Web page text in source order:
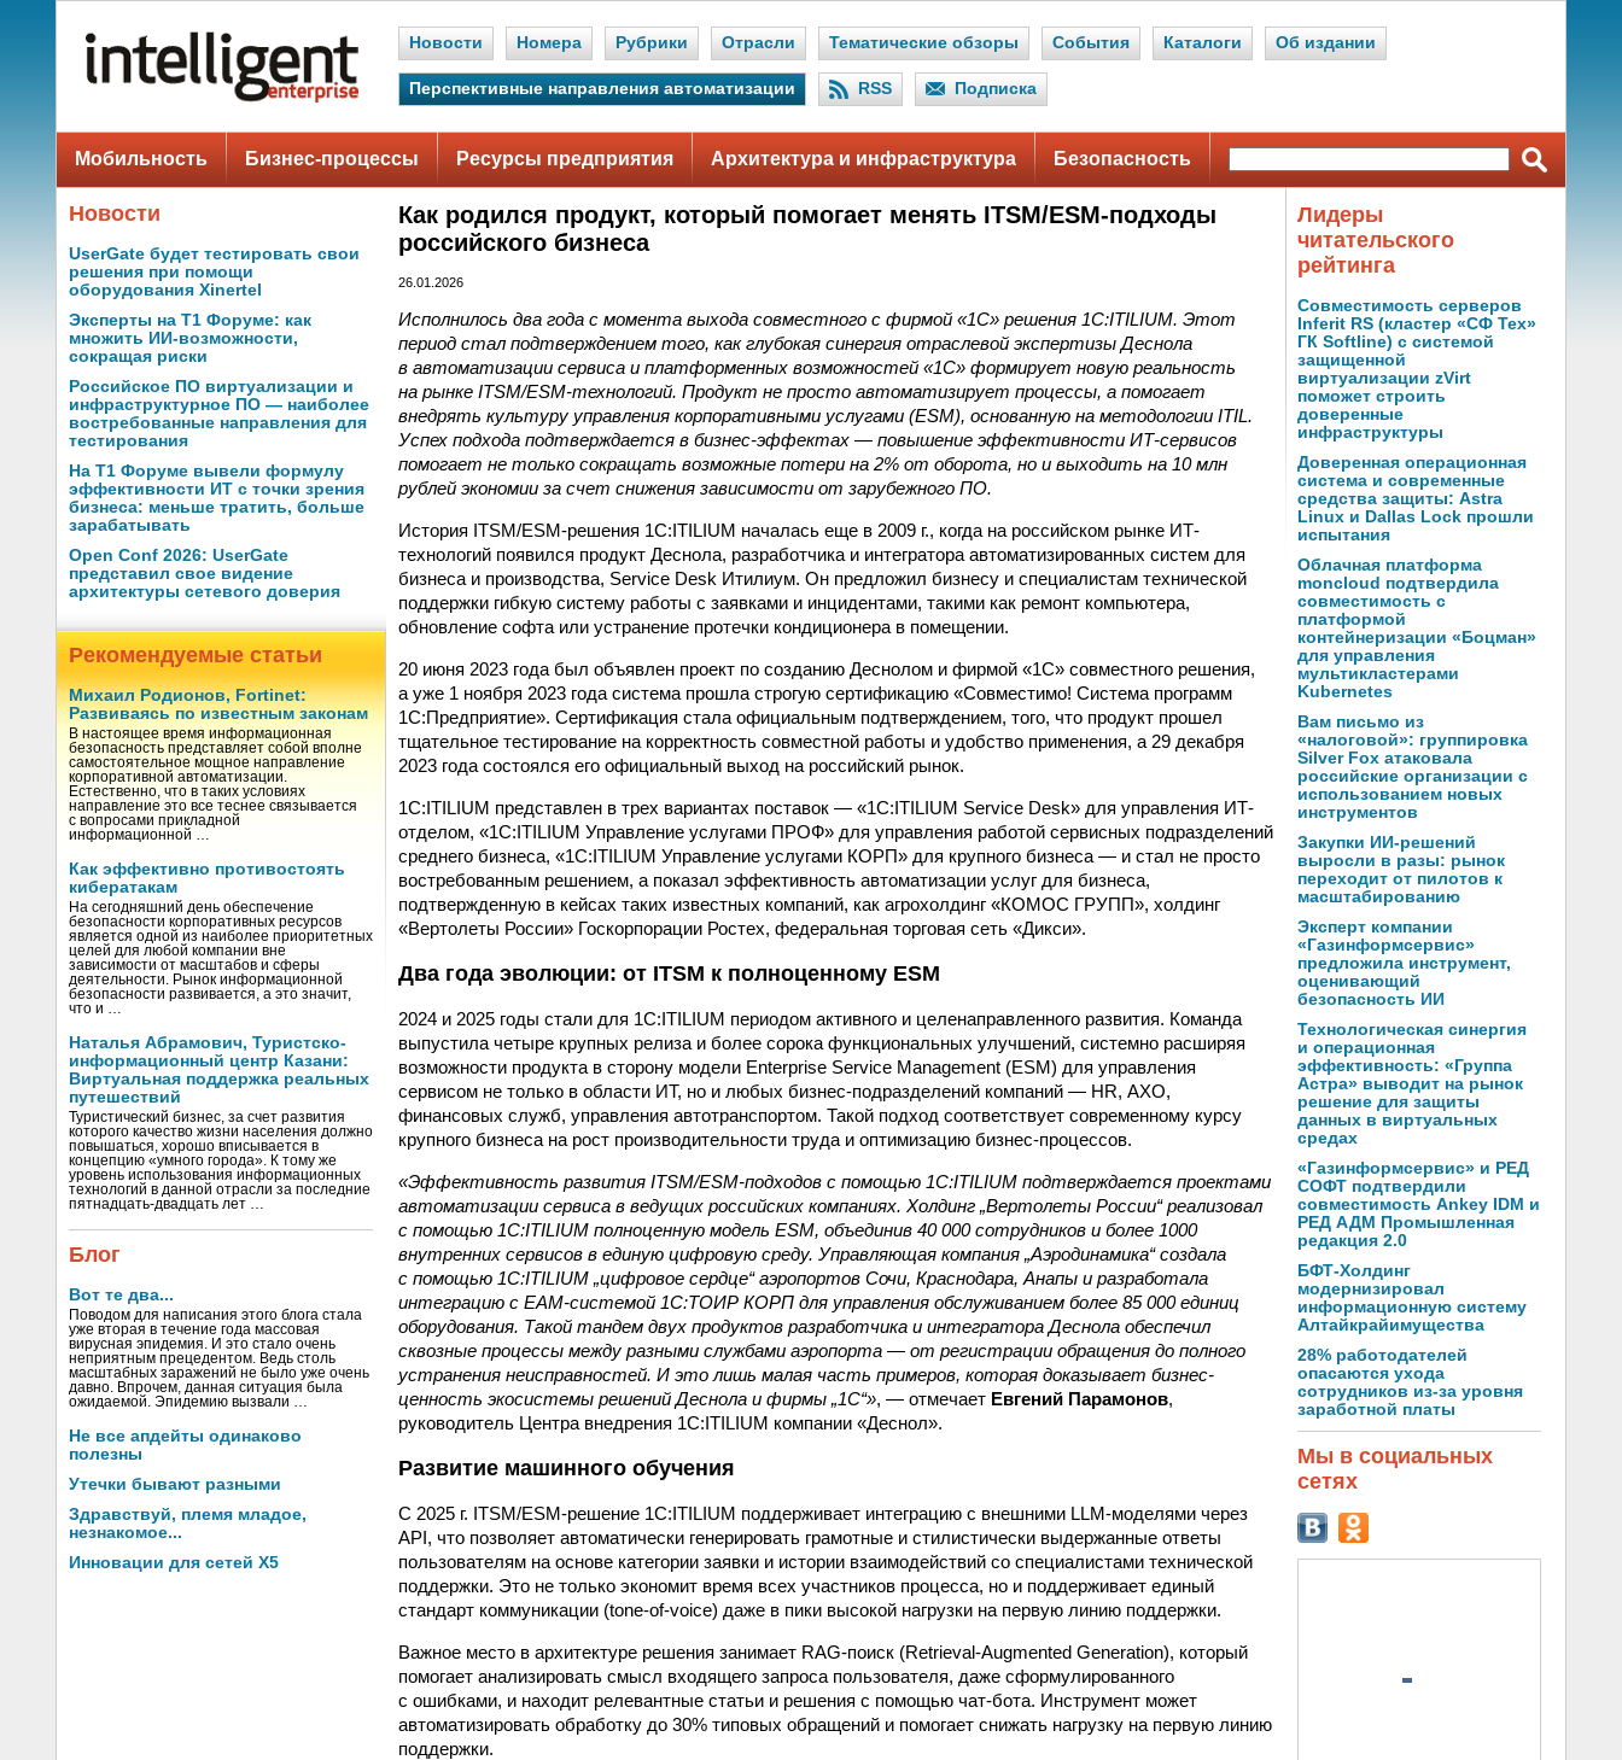
Новости Номера Рубрики Отрасли Тематические обзоры События Каталоги Об издании
Перспективные направления автоматизации RSS Подписка
Мобильность Бизнес-процессы Ресурсы предприятия Архитектура и инфраструктура Безопасность
Новости
UserGate будет тестировать свои
решения при помощи
оборудования Xinertel
Эксперты на Т1 Форуме: как
множить ИИ-возможности,
сокращая риски
Российское ПО виртуализации и
инфраструктурное ПО — наиболее
востребованные направления для
тестирования
На Т1 Форуме вывели формулу
эффективности ИТ с точки зрения
бизнеса: меньше тратить, больше
зарабатывать
Open Conf 2026: UserGate
представил свое видение
архитектуры сетевого доверия
Рекомендуемые статьи
Михаил Родионов, Fortinet:
Развиваясь по известным законам
В настоящее время информационная
безопасность представляет собой вполне
самостоятельное мощное направление
корпоративной автоматизации.
Естественно, что в таких условиях
направление это все теснее связывается
с вопросами прикладной
информационной …
Как эффективно противостоять
кибератакам
На сегодняшний день обеспечение
безопасности корпоративных ресурсов
является одной из наиболее приоритетных
целей для любой компании вне
зависимости от масштабов и сферы
деятельности. Рынок информационной
безопасности развивается, а это значит,
что и …
Наталья Абрамович, Туристско-
информационный центр Казани:
Виртуальная поддержка реальных
путешествий
Туристический бизнес, за счет развития
которого качество жизни населения должно
повышаться, хорошо вписывается в
концепцию «умного города». К тому же
уровень использования информационных
технологий в данной отрасли за последние
пятнадцать-двадцать лет …
Блог
Вот те два...
Поводом для написания этого блога стала
уже вторая в течение года массовая
вирусная эпидемия. И это стало очень
неприятным прецедентом. Ведь столь
масштабных заражений не было уже очень
давно. Впрочем, данная ситуация была
ожидаемой. Эпидемию вызвали …
Не все апдейты одинаково
полезны
Утечки бывают разными
Здравствуй, племя младое,
незнакомое...
Инновации для сетей X5
Как родился продукт, который помогает менять ITSM/ESM-подходы
российского бизнеса
26.01.2026
Исполнилось два года с момента выхода совместного с фирмой «1С» решения 1С:ITILIUM. Этот
период стал подтверждением того, как глубокая синергия отраслевой экспертизы Деснола
в автоматизации сервиса и платформенных возможностей «1С» формирует новую реальность
на рынке ITSM/ESM-технологий. Продукт не просто автоматизирует процессы, а помогает
внедрять культуру управления корпоративными услугами (ESM), основанную на методологии ITIL.
Успех подхода подтверждается в бизнес-эффектах — повышение эффективности ИТ-сервисов
помогает не только сокращать возможные потери на 2% от оборота, но и выходить на 10 млн
рублей экономии за счет снижения зависимости от зарубежного ПО.
История ITSM/ESM-решения 1С:ITILIUM началась еще в 2009 г., когда на российском рынке ИТ-
технологий появился продукт Деснола, разработчика и интегратора автоматизированных систем для
бизнеса и производства, Service Desk Итилиум. Он предложил бизнесу и специалистам технической
поддержки гибкую систему работы с заявками и инцидентами, такими как ремонт компьютера,
обновление софта или устранение протечки кондиционера в помещении.
20 июня 2023 года был объявлен проект по созданию Деснолом и фирмой «1С» совместного решения,
а уже 1 ноября 2023 года система прошла строгую сертификацию «Совместимо! Система программ
1С:Предприятие». Сертификация стала официальным подтверждением, того, что продукт прошел
тщательное тестирование на корректность совместной работы и удобство применения, а 29 декабря
2023 года состоялся его официальный выход на российский рынок.
1С:ITILIUM представлен в трех вариантах поставок — «1С:ITILIUM Service Desk» для управления ИТ-
отделом, «1С:ITILIUM Управление услугами ПРОФ» для управления работой сервисных подразделений
среднего бизнеса, «1С:ITILIUM Управление услугами КОРП» для крупного бизнеса — и стал не просто
востребованным решением, а показал эффективность автоматизации услуг для бизнеса,
подтвержденную в кейсах таких известных компаний, как агрохолдинг «КОМОС ГРУПП», холдинг
«Вертолеты России» Госкорпорации Ростех, федеральная торговая сеть «Дикси».
Два года эволюции: от ITSM к полноценному ESM
2024 и 2025 годы стали для 1С:ITILIUM периодом активного и целенаправленного развития. Команда
выпустила четыре крупных релиза и более сорока функциональных улучшений, системно расширяя
возможности продукта в сторону модели Enterprise Service Management (ESM) для управления
сервисом не только в области ИТ, но и любых бизнес-подразделений компаний — HR, АХО,
финансовых служб, управления автотранспортом. Такой подход соответствует современному курсу
крупного бизнеса на рост производительности труда и оптимизацию бизнес-процессов.
«Эффективность развития ITSM/ESM-подходов с помощью 1С:ITILIUM подтверждается проектами
автоматизации сервиса в ведущих российских компаниях. Холдинг „Вертолеты России“ реализовал
с помощью 1С:ITILIUM полноценную модель ESM, объединив 40 000 сотрудников и более 1000
внутренних сервисов в единую цифровую среду. Управляющая компания „Аэродинамика“ создала
с помощью 1С:ITILIUM „цифровое сердце“ аэропортов Сочи, Краснодара, Анапы и разработала
интеграцию с EAM-системой 1С:ТОИР КОРП для управления обслуживанием более 85 000 единиц
оборудования. Такой тандем двух продуктов разработчика и интегратора Деснола обеспечил
сквозные процессы между разными службами аэропорта — от регистрации обращения до полного
устранения неисправностей. И это лишь малая часть примеров, которая доказывает бизнес-
ценность экосистемы решений Деснола и фирмы „1С“», — отмечает Евгений Парамонов,
руководитель Центра внедрения 1С:ITILIUM компании «Деснол».
Развитие машинного обучения
С 2025 г. ITSM/ESM-решение 1С:ITILIUM поддерживает интеграцию с внешними LLM-моделями через
API, что позволяет автоматически генерировать грамотные и стилистически выдержанные ответы
пользователям на основе категории заявки и истории взаимодействий со специалистами технической
поддержки. Это не только экономит время всех участников процесса, но и поддерживает единый
стандарт коммуникации (tone-of-voice) даже в пики высокой нагрузки на первую линию поддержки.
Важное место в архитектуре решения занимает RAG-поиск (Retrieval-Augmented Generation), который
помогает анализировать смысл входящего запроса пользователя, даже сформулированного
с ошибками, и находит релевантные статьи и решения с помощью чат-бота. Инструмент может
автоматизировать обработку до 30% типовых обращений и помогает снижать нагрузку на первую линию
поддержки.
Лидеры
читательского
рейтинга
Совместимость серверов
Inferit RS (кластер «СФ Тех»
ГК Softline) с системой
защищенной
виртуализации zVirt
поможет строить
доверенные
инфраструктуры
Доверенная операционная
система и современные
средства защиты: Astra
Linux и Dallas Lock прошли
испытания
Облачная платформа
moncloud подтвердила
совместимость с
платформой
контейнеризации «Боцман»
для управления
мультикластерами
Kubernetes
Вам письмо из
«налоговой»: группировка
Silver Fox атаковала
российские организации с
использованием новых
инструментов
Закупки ИИ-решений
выросли в разы: рынок
переходит от пилотов к
масштабированию
Эксперт компании
«Газинформсервис»
предложила инструмент,
оценивающий
безопасность ИИ
Технологическая синергия
и операционная
эффективность: «Группа
Астра» выводит на рынок
решение для защиты
данных в виртуальных
средах
«Газинформсервис» и РЕД
СОФТ подтвердили
совместимость Ankey IDM и
РЕД АДМ Промышленная
редакция 2.0
БФТ-Холдинг
модернизировал
информационную систему
Алтайкрайимущества
28% работодателей
опасаются ухода
сотрудников из-за уровня
заработной платы
Мы в социальных
сетях